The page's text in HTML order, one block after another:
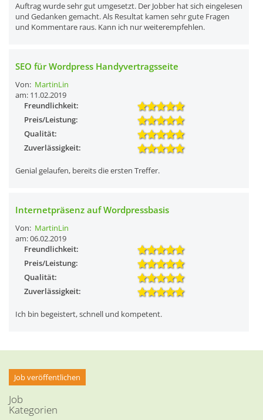
Auftrag wurde sehr gut umgesetzt. Der Jobber hat sich eingelesen
und Gedanken gemacht. Als Resultat kamen sehr gute Fragen
und Kommentare raus. Kann ich nur weiterempfehlen.
SEO für Wordpress Handyvertragsseite
Von: MartinLin
am: 11.02.2019
Freundlichkeit:
Preis/Leistung:
Qualität:
Zuverlässigkeit:
Genial gelaufen, bereits die ersten Treffer.
Internetpräsenz auf Wordpressbasis
Von: MartinLin
am: 06.02.2019
Freundlichkeit:
Preis/Leistung:
Qualität:
Zuverlässigkeit:
Ich bin begeistert, schnell und kompetent.
Job veröffentlichen
Job
Kategorien